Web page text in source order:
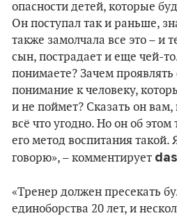
опасности детей, которые
Он поступал так и раньше,
также замолчала все это – и
сын, пострадает и еще чей-
понимаете? Зачем проявлять
понимание к человеку,
и не поймет? Сказать он
всё что угодно. Но он об этом
его метод воспитания такой.
говорю», – комментирует
«Тренер должен пресекать
единоборства 20 лет, и